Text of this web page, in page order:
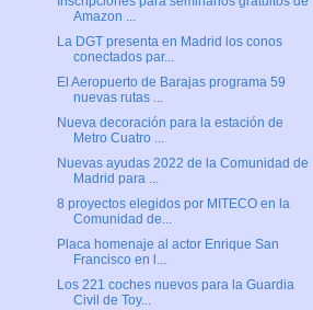
Amazon ...
La DGT presenta en Madrid los conos
conectados par...
El Aeropuerto de Barajas programa 59
nuevas rutas ...
Nueva decoración para la estación de
Metro Cuatro ...
Nuevas ayudas 2022 de la Comunidad de
Madrid para ...
8 proyectos elegidos por MITECO en la
Comunidad de...
Placa homenaje al actor Enrique San
Francisco en l...
Los 221 coches nuevos para la Guardia
Civil de Toy...